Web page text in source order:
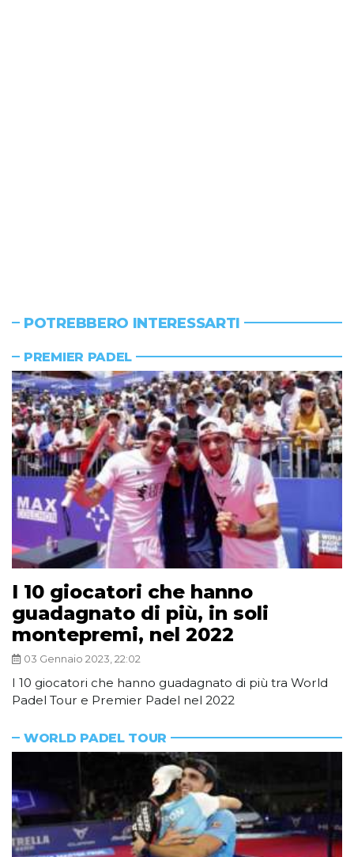
POTREBBERO INTERESSARTI
PREMIER PADEL
I 10 giocatori che hanno
guadagnato di più, in soli
montepremi, nel 2022
03 Gennaio 2023, 22:02
I 10 giocatori che hanno guadagnato di più tra World
Padel Tour e Premier Padel nel 2022
WORLD PADEL TOUR